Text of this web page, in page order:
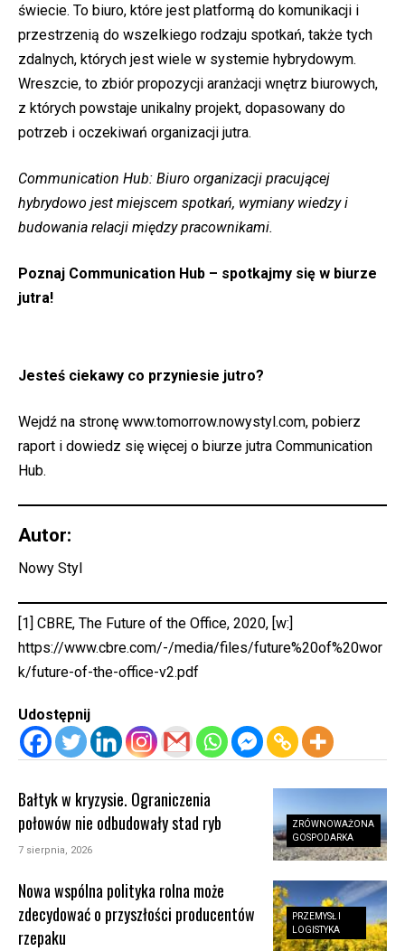
świecie. To biuro, które jest platformą do komunikacji i
przestrzenią do wszelkiego rodzaju spotkań, także tych
zdalnych, których jest wiele w systemie hybrydowym.
Wreszcie, to zbiór propozycji aranżacji wnętrz biurowych,
z których powstaje unikalny projekt, dopasowany do
potrzeb i oczekiwań organizacji jutra.
Communication Hub: Biuro organizacji pracującej
hybrydowo jest miejscem spotkań, wymiany wiedzy i
budowania relacji między pracownikami.
Poznaj Communication Hub – spotkajmy się w biurze
jutra!
Jesteś ciekawy co przyniesie jutro?
Wejdź na stronę www.tomorrow.nowystyl.com, pobierz
raport i dowiedz się więcej o biurze jutra Communication
Hub.
Autor:
Nowy Styl
[1] CBRE, The Future of the Office, 2020, [w:]
https://www.cbre.com/-/media/files/future%20of%20wor
k/future-of-the-office-v2.pdf
Udostępnij
ZRÓWNOWAŻONA
GOSPODARKA
Bałtyk w kryzysie. Ograniczenia
połowów nie odbudowały stad ryb
7 sierpnia, 2026
PRZEMYSŁ I
LOGISTYKA
Nowa wspólna polityka rolna może
zdecydować o przyszłości producentów
rzepaku